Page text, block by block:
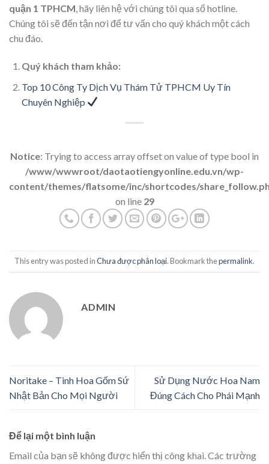
quận 1 TPHCM, hãy liên hệ với chúng tôi qua số hotline.
Chúng tôi sẽ đến tận nơi để tư vấn cho quý khách một cách
chu đáo.
Quý khách tham khảo:
Top 10 Công Ty Dịch Vụ Thám Tử TPHCM Uy Tín
Chuyên Nghiệp
Notice: Trying to access array offset on value of type bool in
/www/wwwroot/daotaotiengyonline.edu.vn/wp-
content/themes/flatsome/inc/shortcodes/
on line 29
This entry was posted inChưa được phân loại. Bookmark thepermalink.
ADMIN
Noritake – Tinh Hoa Gốm Sứ
Nhật Bản Cho Mọi Người
Sử Dụng Nước Hoa Nam
Đúng Cách Cho Phái Mạnh
Để lại một bình luận
Email của bạn sẽ không được hiển thị công khai.Các trường